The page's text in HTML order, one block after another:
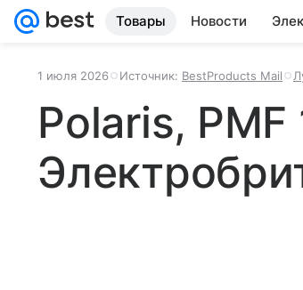
Товары Новости
1 июля 2026 Источник: BestProducts Mail
Polaris, PMF